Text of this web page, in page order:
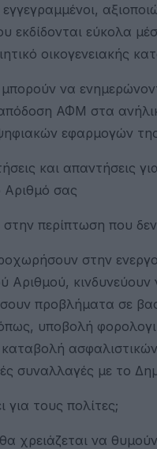
εγγεγραμμένοι,
εκδίδονται εύκολα
οικογενειακής
μπορούν να
ΑΦΜ στα
εφαρμογών
και απαντήσεις
σας
στην περίπτωση που
στην
Αριθμού, κινδυνεύουν
προβλήματα σε
υποβολή
συναλλαγές με το
για τους πολίτες;
χρειάζεται να